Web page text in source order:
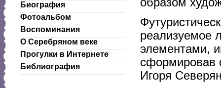
Биография
Фотоальбом
Воспоминания
О Серебряном веке
Прогулки в Интернете
Библиография
реализуемое
элементами,
сформировав
Игоря